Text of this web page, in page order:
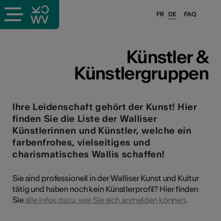
FAQ
FR DE
Künstler &
Künstlergruppen
Ihre Leidenschaft gehört der Kunst! Hier
finden Sie die Liste der Walliser
Künstlerinnen und Künstler, welche ein
farbenfrohes, vielseitiges und
charismatisches Wallis schaffen!
Sie sind professionell in der Walliser Kunst und Kultur
tätig und haben noch kein Künstlerprofil? Hier finden
Sie alle Infos dazu, wie Sie sich anmelden können.